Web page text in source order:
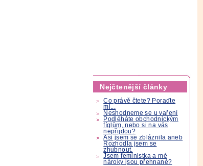
Nejčtenější články
Co právě čtete? Poraďte
mi...
Neshodneme se u vaření
Podléháte obchodnickým
fíglům, nebo si na vás
nepřijdou?
Asi jsem se zbláznila aneb
Rozhodla jsem se
zhubnout.
Jsem feministka a mé
nároky jsou přehnané?